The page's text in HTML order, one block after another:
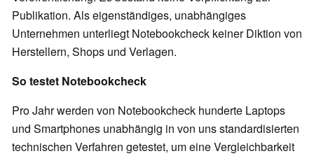
Publikation. Als eigenständiges, unabhängiges
Unternehmen unterliegt Notebookcheck keiner Diktion von
Herstellern, Shops und Verlagen.
So testet Notebookcheck
Pro Jahr werden von Notebookcheck hunderte Laptops
und Smartphones unabhängig in von uns standardisierten
technischen Verfahren getestet, um eine Vergleichbarkeit